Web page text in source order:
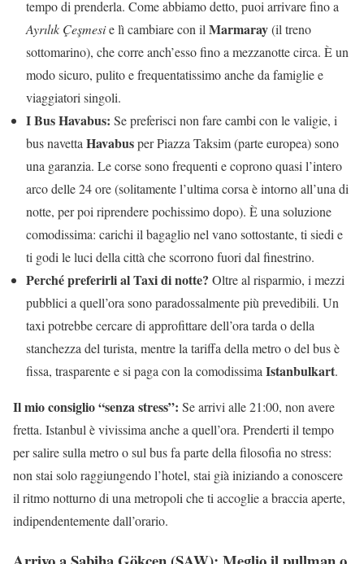
tempo di prenderla. Come abbiamo detto, puoi arrivare fino a
Ayrılık Çeşmesie lì cambiare con il Marmaray(il treno
sottomarino), che corre anch’esso fino a mezzanotte circa. È un
modo sicuro, pulito e frequentatissimo anche da famiglie e
viaggiatori singoli.
I Bus Havabus: Se preferisci non fare cambi con le valigie, i
bus navetta Havabusper Piazza Taksim (parte europea) sono
una garanzia. Le corse sono frequenti e coprono quasi l’intero
arco delle 24 ore (solitamente l’ultima corsa è intorno all’una di
notte, per poi riprendere pochissimo dopo). È una soluzione
comodissima: carichi il bagaglio nel vano sottostante, ti siedi e
ti godi le luci della città che scorrono fuori dal finestrino.
Perché preferirli al Taxi di notte? Oltre al risparmio, i mezzi
pubblici a quell’ora sono paradossalmente più prevedibili. Un
taxi potrebbe cercare di approfittare dell’ora tarda o della
stanchezza del turista, mentre la tariffa della metro o del bus è
fissa, trasparente e si paga con la comodissima Istanbulkart.
Il mio consiglio “senza stress”: Se arrivi alle 21:00, non avere
fretta. Istanbul è vivissima anche a quell’ora. Prenderti il tempo
per salire sulla metro o sul bus fa parte della filosofia no stress:
non stai solo raggiungendo l’hotel, stai già iniziando a conoscere
il ritmo notturno di una metropoli che ti accoglie a braccia aperte,
indipendentemente dall’orario.